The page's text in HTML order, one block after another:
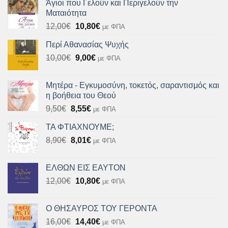
10,90€.είναι:
Άγιοι που Γελούν και Περιγελούν την
Ματαιότητα
12,00€ Original
was:
12,00€.
10,80€Η
τιμή
είναι:
με ΦΠΑ
Περί Αθανασίας Ψυχής
10,00€ Original
10,00€.
9,00€Η
είναι:
9,00€.
με ΦΠΑ
Μητέρα - Εγκυμοσύνη, τοκετός, σαραντισμός και
η βοήθεια του Θεού
9,50€ Original
was:
9,50€.
8,55€Η
τιμή
είναι:
με ΦΠΑ
ΤΑ ΦΤΙΑΧΝΟΥΜΕ;
8,90€ Original
8,90€.
8,01€Η
είναι:
8,01€.
με ΦΠΑ
ΕΛΘΩΝ ΕΙΣ ΕΑΥΤΟΝ
12,00€ Original
12,00€.
10,80€Η
είναι:
10,80€.
με ΦΠΑ
Ο ΘΗΣΑΥΡΟΣ ΤΟΥ ΓΕΡΟΝΤΑ
16,00€ Original
14,40€Ημε ΦΠΑ